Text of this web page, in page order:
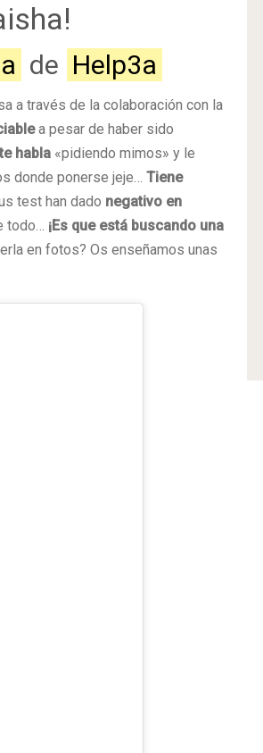
de Help3a
a través de la colaboración con la
a pesar de haber sido
habla «pidiendo mimos» y le
donde ponerse jeje… Tiene
test han dado negativo en
todo… ¡Es que está buscando una
en fotos? Os enseñamos unas